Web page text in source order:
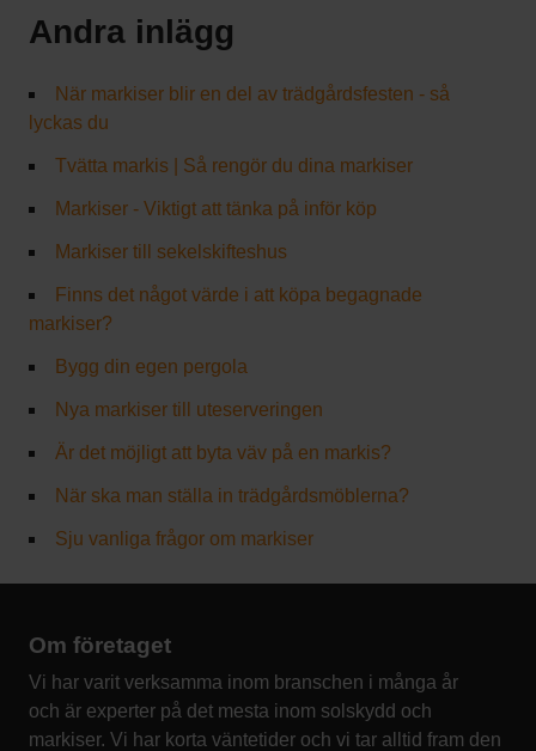
Andra inlägg
När markiser blir en del av trädgårdsfesten - så
lyckas du
Tvätta markis | Så rengör du dina markiser
Markiser - Viktigt att tänka på inför köp
Markiser till sekelskifteshus
Finns det något värde i att köpa begagnade
markiser?
Bygg din egen pergola
Nya markiser till uteserveringen
Är det möjligt att byta väv på en markis?
När ska man ställa in trädgårdsmöblerna?
Sju vanliga frågor om markiser
Om företaget
Vi har varit verksamma inom branschen i många år
och är experter på det mesta inom solskydd och
markiser. Vi har korta väntetider och vi tar alltid fram den